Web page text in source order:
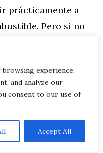
browsing experience,
and analyze our
consent to our use of
Accept All
prácticamente a
Pero si no
acabarás
las baterías sin
lo que
Toledo, un híbrido